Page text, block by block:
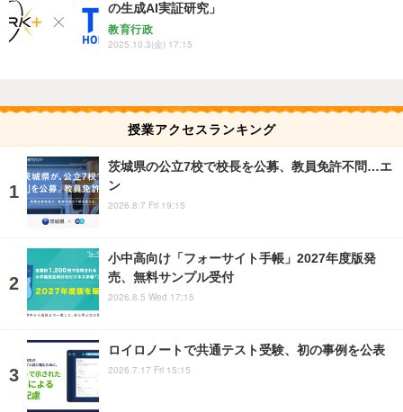
の生成AI実証研究」
教育行政
2025.10.3(金) 17:15
授業アクセスランキング
茨城県の公立7校で校長を公募、教員免許不問…エ
ン
2026.8.7 Fri 19:15
小中高向け「フォーサイト手帳」2027年度版発
売、無料サンプル受付
2026.8.5 Wed 17:15
ロイロノートで共通テスト受験、初の事例を公表
2026.7.17 Fri 15:15